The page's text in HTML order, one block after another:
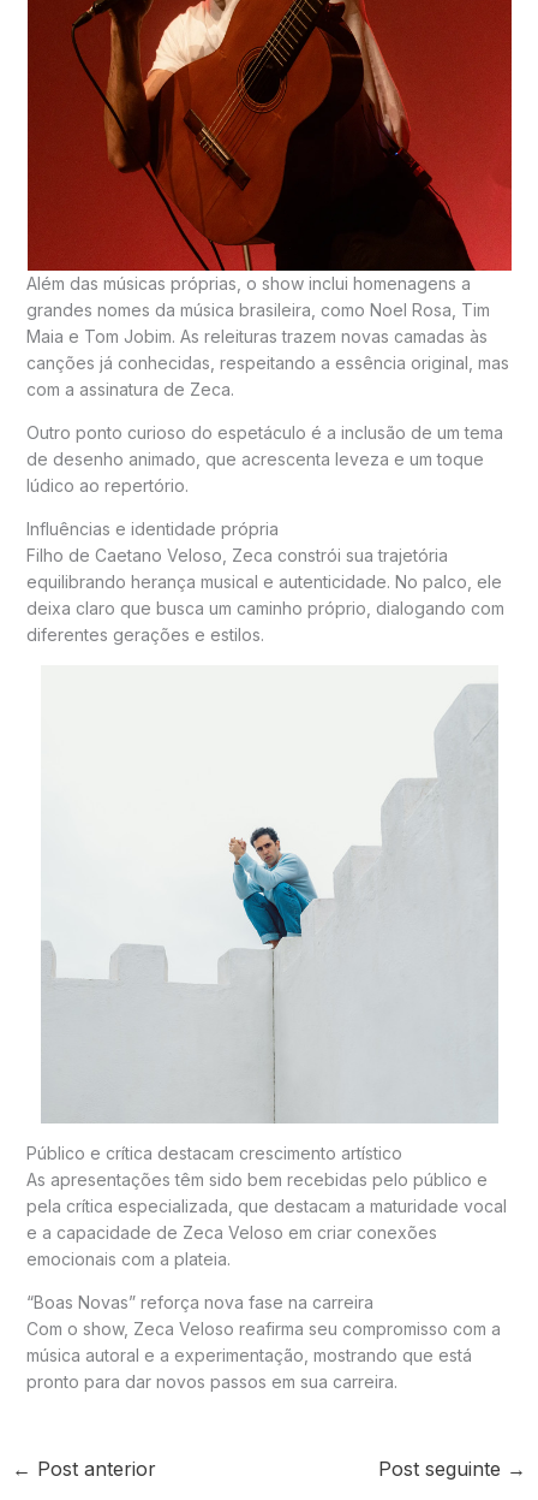
Além das músicas próprias, o show inclui homenagens a
grandes nomes da música brasileira, como Noel Rosa Tim
Maia e Tom Jobim. As releituras trazem novas camadas às
canções já conhecidas, respeitando a essência original, mas
com a assinatura de Zeca.
Outro ponto curioso do espetáculo é a inclusão de um tema
de desenho animado, que acrescenta leveza e um toque
lúdico ao repertório.
Influências e identidade própria
Filho de Caetano Veloso , Zeca constrói sua trajetória
equilibrando herança musical e autenticidade. No palco, ele
deixa claro que busca um caminho próprio, dialogando com
diferentes gerações e estilos.
Público e crítica destacam crescimento artístico
As apresentações têm sido bem recebidas pelo público e
pela crítica especializada, que destacam a maturidade vocal
e a capacidade de Zeca Veloso em criar conexões
emocionais com a plateia.
“Boas Novas” reforça nova fase na carreira
Com o show, Zeca Veloso reafirma seu compromisso com a
música autoral e a experimentação, mostrando que está
pronto para dar novos passos em sua carreira.
← Post anterior Post seguinte →